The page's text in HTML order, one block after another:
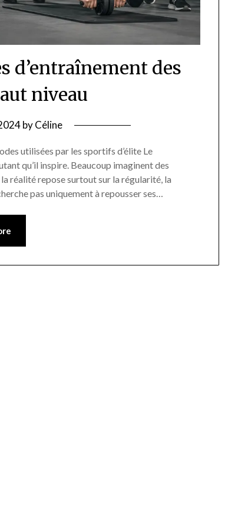
d’entraînement des
niveau
byCéline
utilisées par les sportifs d’élite Le
qu’il inspire. Beaucoup imaginent des
réalité repose surtout sur la régularité, la
pas uniquement à repousser ses…